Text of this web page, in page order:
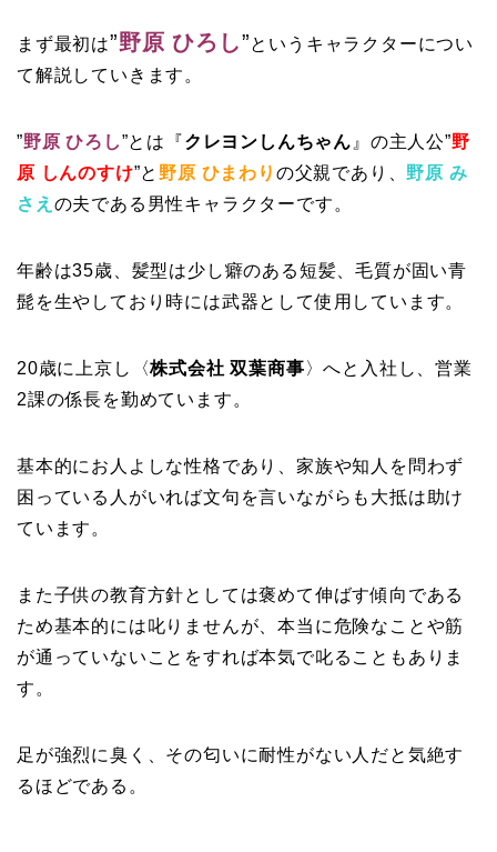
まず最初は”野原 ひろし”というキャラクターについ
て解説していきます。
”野原 ひろし”とは『クレヨンしんちゃん 』の主人公”野
原 しんのすけ”と 野原 ひまわり の父親であり、 野原 み
さえ の夫である男性キャラクターです。
年齢は35歳、髪型は少し癖のある短髪、毛質が固い青
髭を生やしており時には武器として使用しています。
20歳に上京し〈株式会社 双葉商事〉へと入社し、営業
2課の係長を勤めています。
基本的にお人よしな性格であり、家族や知人を問わず
困っている人がいれば文句を言いながらも大抵は助け
ています。
また子供の教育方針としては褒めて伸ばす傾向である
ため基本的には叱りませんが、本当に危険なことや筋
が通っていないことをすれば本気で叱ることもありま
す。
足が強烈に臭く、その匂いに耐性がない人だと気絶す
るほどである。